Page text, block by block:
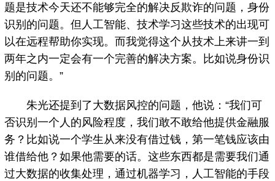
题是技术今天还不能够完全的解决反欺诈的问题，身份
识别的问题。但人工智能、技术学习这些技术的出现可
以在远程帮助你实现。而我觉得这个从技术上来讲一到
两年之内一定会有一个完善的解决方案。比如说身份识
别的问题。”
朱光还提到了大数据风控的问题，他说：“我们可
否识别一个人的风险程度，我们敢不敢给他提供金融服
务？比如说一个学生从来没有借过钱，第一笔钱应该由
谁借给他？如果他需要的话。这些东西都是需要我们通
过大数据的收集处理，通过机器学习，人工智能的手段